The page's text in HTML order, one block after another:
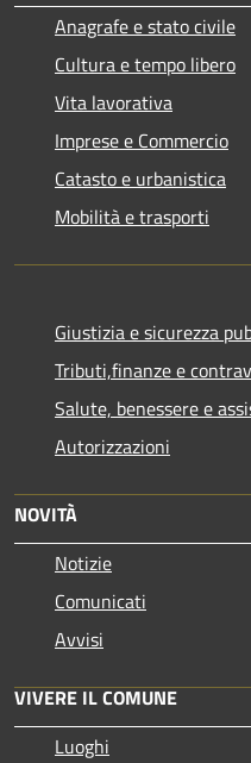
Anagrafe e stato civile
Cultura e tempo libero
Vita lavorativa
Imprese e Commercio
Catasto e urbanistica
Mobilità e trasporti
Giustizia e sicurezza
Tributi,finanze e
Salute, benessere e
Autorizzazioni
NOVITÀ
Notizie
Comunicati
Avvisi
VIVERE IL COMUNE
Luoghi